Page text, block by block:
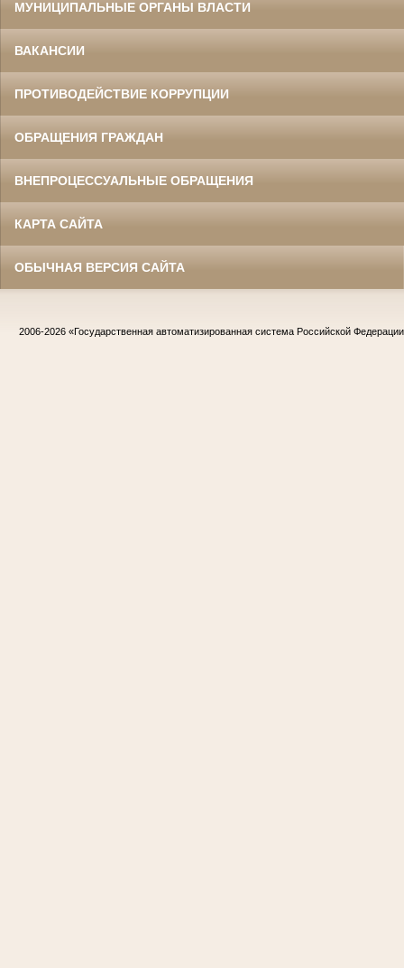
МУНИЦИПАЛЬНЫЕ ОРГАНЫ ВЛАСТИ
ВАКАНСИИ
ПРОТИВОДЕЙСТВИЕ КОРРУПЦИИ
ОБРАЩЕНИЯ ГРАЖДАН
ВНЕПРОЦЕССУАЛЬНЫЕ ОБРАЩЕНИЯ
КАРТА САЙТА
ОБЫЧНАЯ ВЕРСИЯ САЙТА
2006-2026 «Государственная автоматизированная система Российской